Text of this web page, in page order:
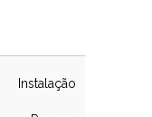
Instalação